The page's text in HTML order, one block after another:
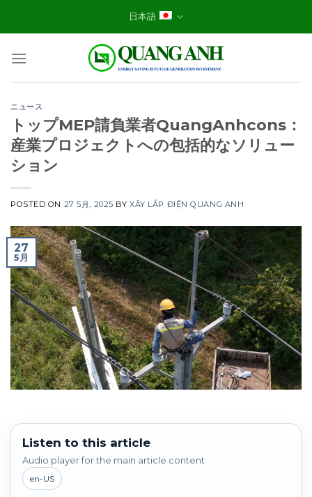
日本語
ニュース
トップMEP請負業者QuangAnhcons：
産業プロジェクトへの包括的なソリュー
ション
POSTED ON 27 5月, 2025 BYXÂY LẮP ĐIỆN QUANG ANH
27
5月
Listen to this article
Audio player for the main article content
en-US